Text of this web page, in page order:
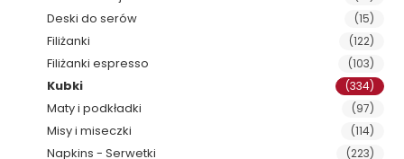
Deski do serów (15)
Filiżanki (122)
Filiżanki espresso (103)
Kubki (334)
Maty i podkładki (97)
Misy i miseczki (114)
Napkins - Serwetki (223)